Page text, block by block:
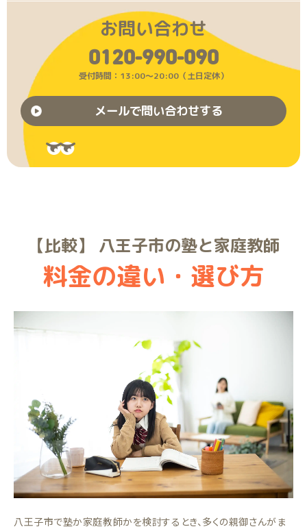
お問い合わせ
0120-990-090
受付時間：13:00〜20:00（土日定休）
メールで問い合わせする
【比較】 八王子市の塾と家庭教師
料金の違い・選び方
八王子市で塾か家庭教師かを検討するとき、多くの親御さんがま